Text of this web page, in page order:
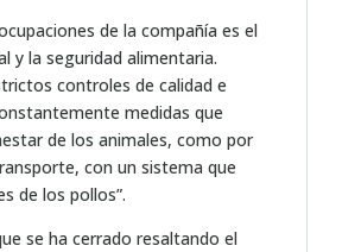
de la compañía es el
y la seguridad alimentaria.
controles de calidad e
medidas que
de los animales, como por
con un sistema que
de los pollos”.
se ha cerrado resaltando el